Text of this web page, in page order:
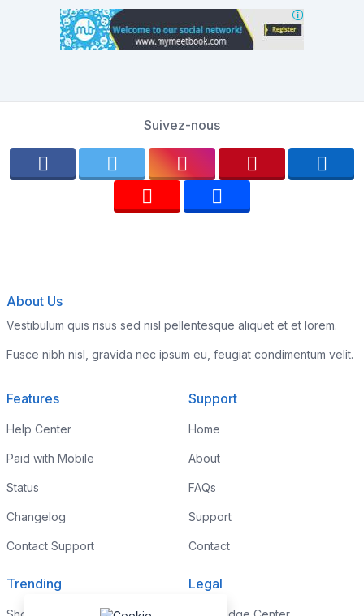
Suivez-nous
About Us
Vestibulum quis risus sed nisl pellentesque aliquet et et lorem.
Fusce nibh nisl, gravida nec ipsum eu, feugiat condimentum velit.
Features
Help Center
Paid with Mobile
Status
Changelog
Contact Support
Support
Home
About
FAQs
Support
Contact
Trending Legal